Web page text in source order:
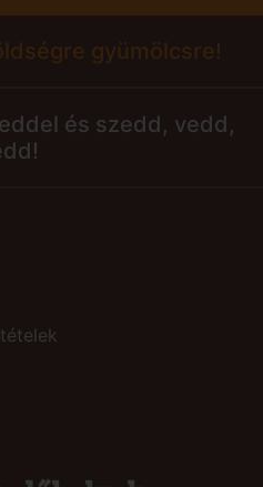
gyümölcsre!
és szedd, vedd,